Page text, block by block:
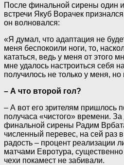
После финальной сирены один
встречи Якуб Ворачек
он волновался:
«Я думал, что адаптация не
меня беспокоили ноги, то,
кататься, ведь у меня от этого
мне удалось настроиться себя
получилось не только у меня,
– А что второй гол?
– А вот его зрителям пришлось
получаса «чистого» времени.
финальной сирены Радим
численный перевес, на сей раз
радость – процент реализации
матчами Евротура,
чехи покамест не забивали.